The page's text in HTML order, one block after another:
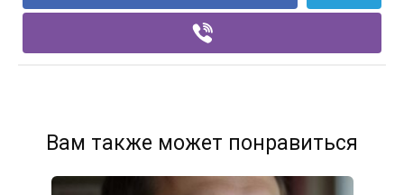
Вам также может понравиться